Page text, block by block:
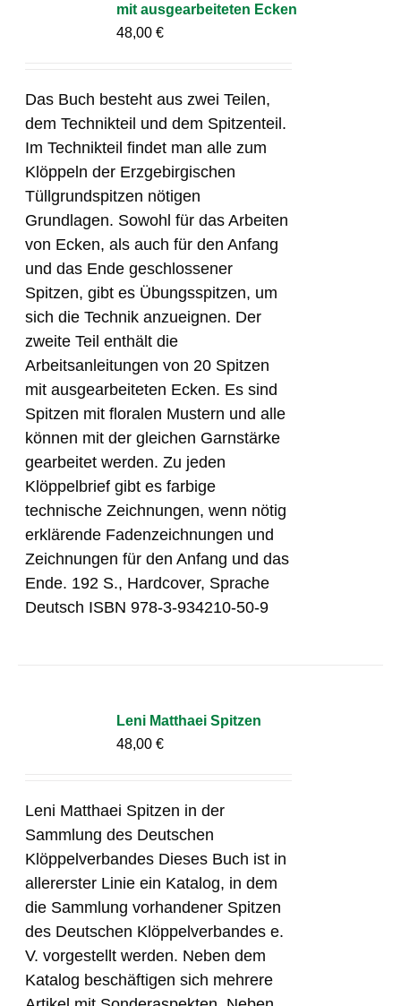
mit ausgearbeiteten Ecken
48,00€
Das Buch besteht aus zwei Teilen,
dem Technikteil und dem Spitzenteil.
Im Technikteil findet man alle zum
Klöppeln der Erzgebirgischen
Tüllgrundspitzen nötigen
Grundlagen. Sowohl für das Arbeiten
von Ecken, als auch für den Anfang
und das Ende geschlossener
Spitzen, gibt es Übungsspitzen, um
sich die Technik anzueignen. Der
zweite Teil enthält die
Arbeitsanleitungen von 20 Spitzen
mit ausgearbeiteten Ecken. Es sind
Spitzen mit floralen Mustern und alle
können mit der gleichen Garnstärke
gearbeitet werden. Zu jeden
Klöppelbrief gibt es farbige
technische Zeichnungen, wenn nötig
erklärende Fadenzeichnungen und
Zeichnungen für den Anfang und das
Ende. 192 S., Hardcover, Sprache
Deutsch ISBN 978-3-934210-50-9
Leni Matthaei Spitzen
48,00€
Leni Matthaei Spitzen in der
Sammlung des Deutschen
Klöppelverbandes Dieses Buch ist in
allererster Linie ein Katalog, in dem
die Sammlung vorhandener Spitzen
des Deutschen Klöppelverbandes e.
V. vorgestellt werden. Neben dem
Katalog beschäftigen sich mehrere